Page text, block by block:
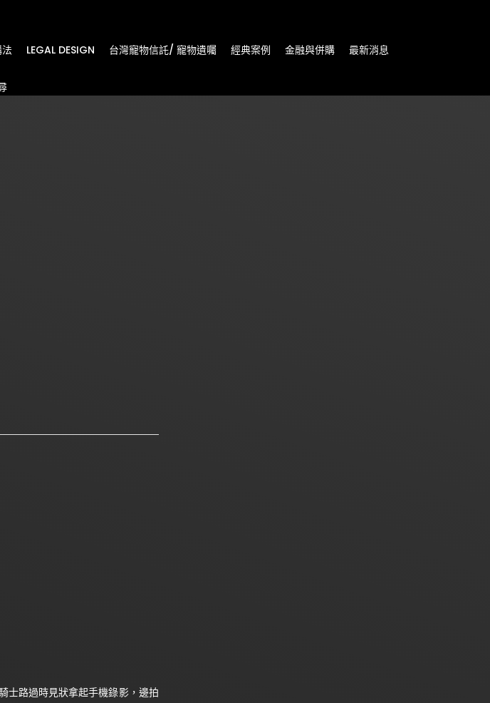
LEGAL DESIGN 台灣寵物信託/ 寵物遺囑 經典案例 金融與併購 最新消息
士路過時見狀拿起手機錄影，邊拍